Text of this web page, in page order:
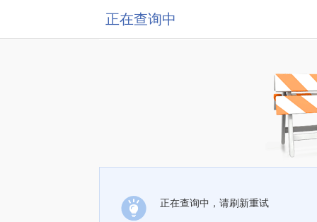
正在查询中
正在查询中，请刷新重试